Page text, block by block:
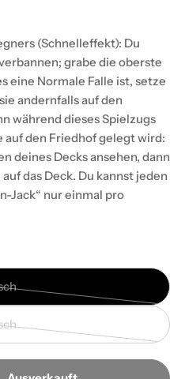
(Schnelleffekt): Du
grabe die oberste
eine Normale Falle ist, setze
andernfalls auf den
während dieses Spielzugs
auf den Friedhof gelegt wird:
deines Decks ansehen, dann
das Deck. Du kannst jeden
Jack“ nur einmal pro
verfügbar
oder